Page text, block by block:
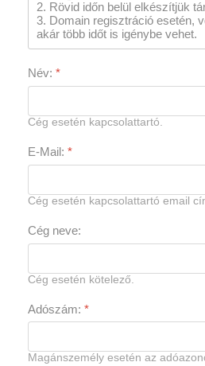
Név: *
Cég esetén kapcsolattartó.
E-Mail: *
Cég esetén kapcsolattartó email
Cég neve:
Cég esetén kötelező.
Adószám: *
Magánszemély esetén az